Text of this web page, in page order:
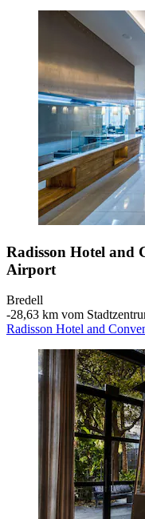
Radisson Hotel and
Airport
Bredell
‐28,63 km vom
Radisson Hotel and